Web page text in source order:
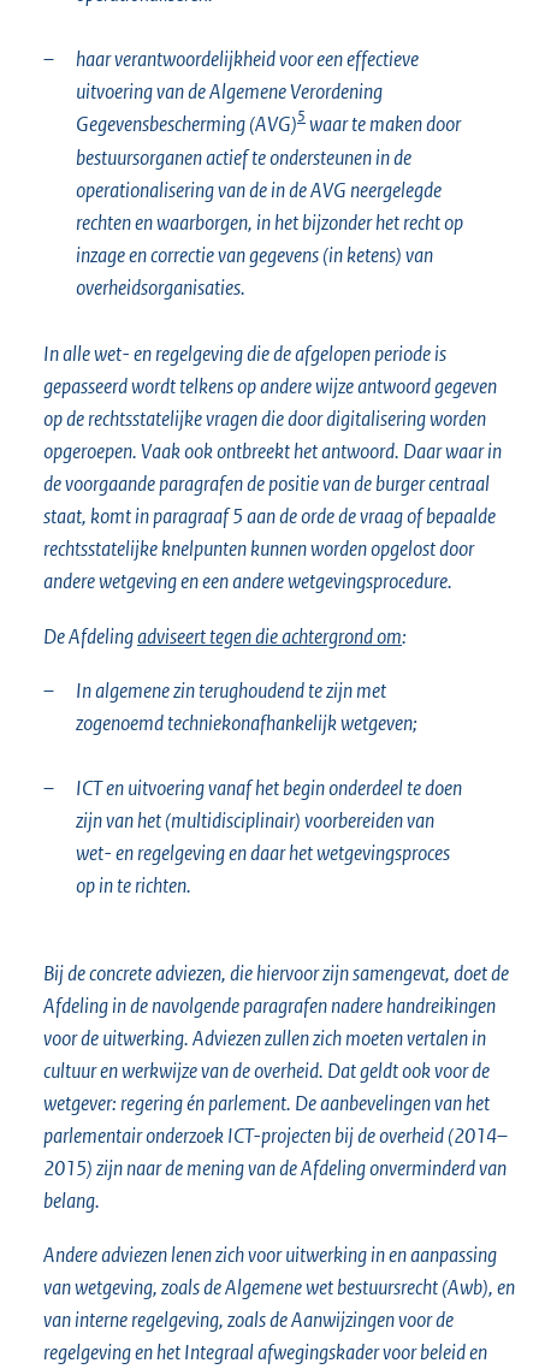
–
haar verantwoordelijkheid voor een effectieve
uitvoering van de Algemene Verordening
Gegevensbescherming (AVG)5 waar te maken door
bestuursorganen actief te ondersteunen in de
operationalisering van de in de AVG neergelegde
rechten en waarborgen, in het bijzonder het recht op
inzage en correctie van gegevens (in ketens) van
overheidsorganisaties.
In alle wet- en regelgeving die de afgelopen periode is
gepasseerd wordt telkens op andere wijze antwoord gegeven
op de rechtsstatelijke vragen die door digitalisering worden
opgeroepen. Vaak ook ontbreekt het antwoord. Daar waar in
de voorgaande paragrafen de positie van de burger centraal
staat, komt in paragraaf 5 aan de orde de vraag of bepaalde
rechtsstatelijke knelpunten kunnen worden opgelost door
andere wetgeving en een andere wetgevingsprocedure.
De Afdelingadviseert tegen die achtergrond om:
–
In algemene zin terughoudend te zijn met
zogenoemd techniekonafhankelijk wetgeven;
–
ICT en uitvoering vanaf het begin onderdeel te doen
zijn van het (multidisciplinair) voorbereiden van
wet- en regelgeving en daar het wetgevingsproces
op in te richten.
Bij de concrete adviezen, die hiervoor zijn samengevat, doet de
Afdeling in de navolgende paragrafen nadere handreikingen
voor de uitwerking. Adviezen zullen zich moeten vertalen in
cultuur en werkwijze van de overheid. Dat geldt ook voor de
wetgever: regering én parlement. De aanbevelingen van het
parlementair onderzoek ICT-projecten bij de overheid (2014–
2015) zijn naar de mening van de Afdeling onverminderd van
belang.
Andere adviezen lenen zich voor uitwerking in en aanpassing
van wetgeving, zoals de Algemene wet bestuursrecht (Awb), en
van interne regelgeving, zoals de Aanwijzingen voor de
regelgeving en het Integraal afwegingskader voor beleid en